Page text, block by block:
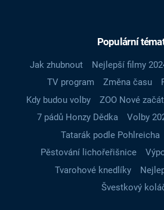
Populární
Jak zhubnout Nejlepší filmy
TV program
Změna času
Kdy budou volby
ZOO Nové
7 pádů Honzy Dědka
Volby
Tatarák podle Pohlreicha
Pěstování lichořeřišnice
Tvarohové knedlíky
Švestkový